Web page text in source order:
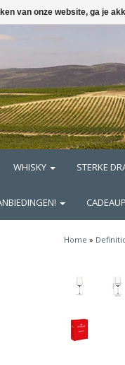
WHISKY STERKE
Home »
van onze website, ga je